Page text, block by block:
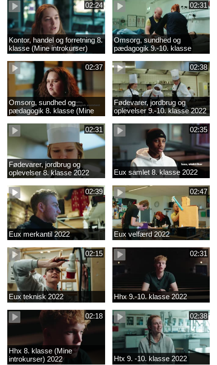
02:24
Kontor, handel og forretning 8.
klasse (Mine introkurser)
2022
02:31
Omsorg, sundhed og
pædagogik 9.-10. klasse
2022
02:37
Omsorg, sundhed og
pædagogik 8. klasse (Mine
introkurser) 2022
02:38
Fødevarer, jordbrug og
oplevelser 9.-10. klasse 2022
02:31
Fødevarer, jordbrug og
oplevelser 8. klasse 2022
02:35
Eux samlet 8. klasse 2022
02:39
Eux merkantil 2022
02:47
Eux velfærd 2022
02:15
Eux teknisk 2022
02:31
Hhx 9.-10. klasse 2022
02:18
Hhx 8. klasse (Mine
introkurser) 2022
02:38
Htx 9. -10. klasse 2022